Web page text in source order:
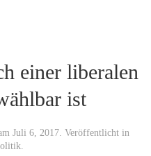
einer liberalen
ist
Juli 6, 2017. Veröffentlicht in
.